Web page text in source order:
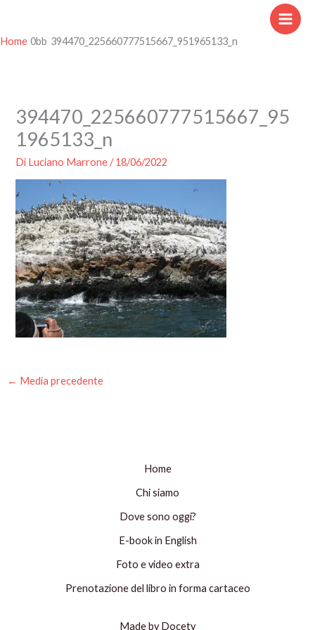
contenuto
Home 394470_225660777515667_951965133_n
394470_225660777515667_95
1965133_n
Di Luciano Marrone/18/06/2022
← Media precedente
Home
Chi siamo
Dove sono oggi?
E-book in English
Foto e video extra
Prenotazione del libro in forma cartaceo
Made by Docety